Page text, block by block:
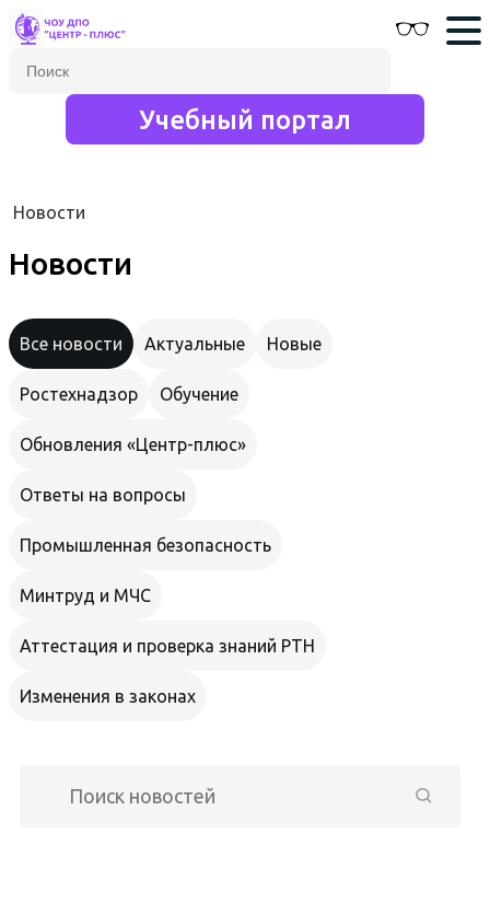
Учебный портал
Новости
Новости
Все новости Актуальные Новые
Ростехнадзор Обучение
Обновления «Центр-плюс»
Ответы на вопросы
Промышленная безопасность
Минтруд и МЧС
Аттестация и проверка знаний РТН
Изменения в законах